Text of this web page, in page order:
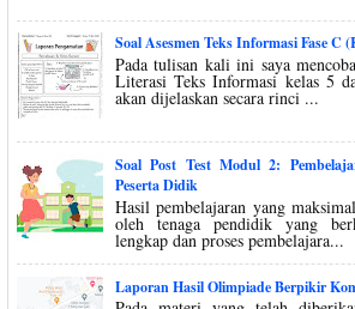
Soal Asesmen Teks Informasi Fase C
Pada tulisan kali ini saya
Literasi Teks Informasi kelas 5
akan dijelaskan secara rinci ...
Soal Post Test Modul 2:
Peserta Didik
Hasil pembelajaran yang
oleh tenaga pendidik yang
lengkap dan proses pembelajara...
Laporan Hasil Olimpiade Berpikir